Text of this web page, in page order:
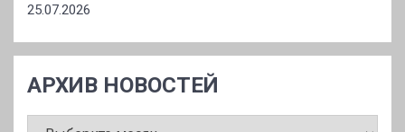
25.07.2026
АРХИВ НОВОСТЕЙ